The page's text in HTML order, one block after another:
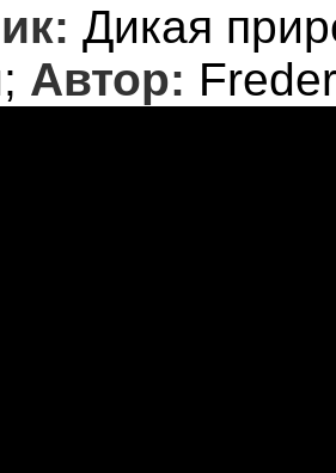
Дикая
Автор: